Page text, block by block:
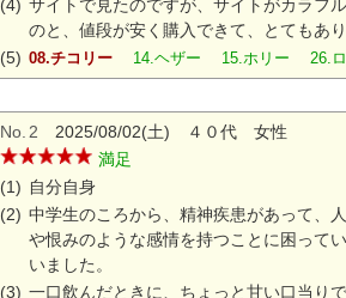
(4) サイトで見たのですが、サイトがカラフ
のと、値段が安く購入できて、とてもあ
(5) 08.チコリー 14.ヘザー 15.ホリー 26.
No. 2 2025/08/02(土) ４０代 女性
満足
(1) 自分自身
(2) 中学生のころから、精神疾患があって、
や恨みのような感情を持つことに困って
いました。
(3) 一口飲んだときに、ちょっと甘い口当り